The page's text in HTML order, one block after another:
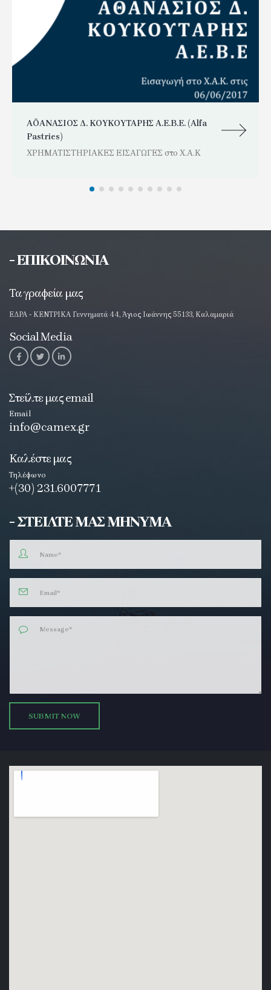
ΑΘΑΝΑΣΙΟΣ Δ. ΚΟΥΚΟΥΤΑΡΗΣ Α.Ε.Β.Ε. (Alfa
Pastries)
ΧΡΗΜΑΤΙΣΤΗΡΙΑΚΕΣ ΕΙΣΑΓΩΓΕΣ στο Χ.Α.Κ
- ΕΠΙΚΟΙΝΩΝΙΑ
Τα γραφεία μας
ΕΔΡΑ - ΚΕΝΤΡΙΚΑ Γεννηματά 44, Άγιος Ιωάννης 55133, Καλαμαριά
Social Media
Στείλτε μας email
Email
info@camex.gr
Καλέστε μας
Τηλέφωνο
+(30) 231.6007771
- ΣΤΕΙΛΤΕ ΜΑΣ ΜΗΝΥΜΑ